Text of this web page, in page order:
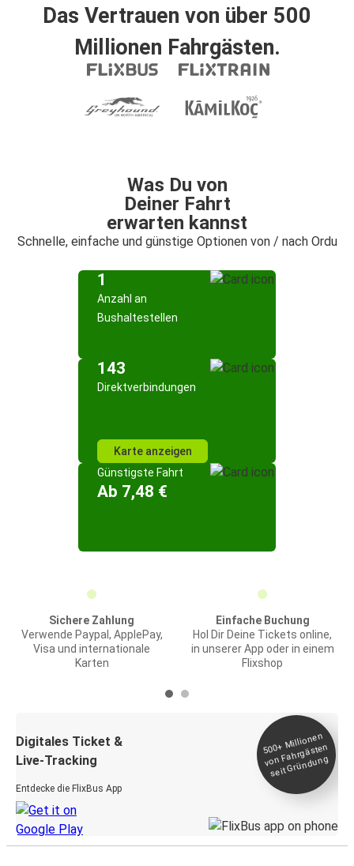
Das Vertrauen von über 500
Millionen Fahrgästen.
Was Du von
Deiner Fahrt
erwarten kannst
Schnelle, einfache und günstige Optionen von / nach Ordu
1
Anzahl an
Bushaltestellen
143
Direktverbindungen
Karte anzeigen
Günstigste Fahrt
Ab 7,48 €
Sichere Zahlung
Verwende Paypal, ApplePay,
Visa und internationale
Karten
Einfache Buchung
Hol Dir Deine Tickets online,
in unserer App oder in einem
Flixshop
Digitales Ticket &
Live-Tracking
Entdecke die FlixBus App
500+
Millionen
von Fahrgästen
seit
Gründung